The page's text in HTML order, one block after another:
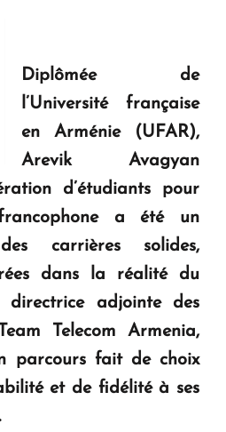
Diplômée de
l’Université française
en Arménie (UFAR),
Arevik Avagyan
d’étudiants pour
a été un
carrières solides,
dans la réalité du
directrice adjointe des
Telecom Armenia,
parcours fait de choix
et de fidélité à ses